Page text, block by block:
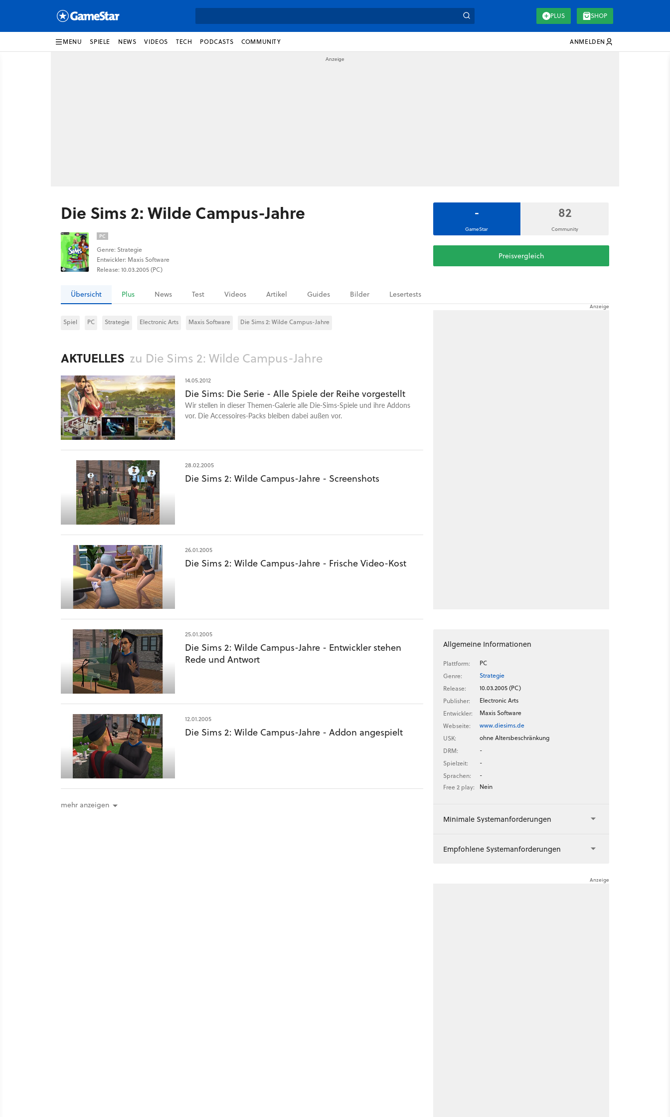
PLUS SHOP
MENU SPIELE NEWS VIDEOS TECH PODCASTS COMMUNITY ANMELDEN
Die Sims 2: Wilde Campus-Jahre
PC
Genre: Strategie
Entwickler: Maxis Software
Release: 10.03.2005 (PC)
-
GameStar
82
Community
Preisvergleich
Übersicht Plus News Test Videos Artikel Guides Bilder Lesertests
Spiel PC Strategie Electronic Arts Maxis Software Die Sims 2: Wilde Campus-Jahre
AKTUELLES zu Die Sims 2: Wilde Campus-Jahre
14.05.2012
Die Sims: Die Serie - Alle Spiele der Reihe vorgestellt
Wir stellen in dieser Themen-Galerie alle Die-Sims-Spiele und ihre Addons
vor. Die Accessoires-Packs bleiben dabei außen vor.
28.02.2005
Die Sims 2: Wilde Campus-Jahre - Screenshots
26.01.2005
Die Sims 2: Wilde Campus-Jahre - Frische Video-Kost
25.01.2005
Die Sims 2: Wilde Campus-Jahre - Entwickler stehen
Rede und Antwort
12.01.2005
Die Sims 2: Wilde Campus-Jahre - Addon angespielt
mehr anzeigen
Allgemeine Informationen
Plattform:
PC
Genre:
Strategie
Release:
10.03.2005 (PC)
Publisher:
Electronic Arts
Entwickler:
Maxis Software
Webseite:
www.diesims.de
USK:
ohne Altersbeschränkung
DRM:
-
Spielzeit:
-
Sprachen:
-
Free 2 play:
Nein
Minimale Systemanforderungen
Empfohlene Systemanforderungen